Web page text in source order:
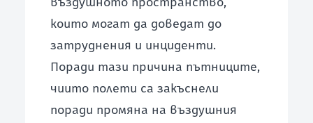
които могат да доведат до
затруднения и инциденти.
Поради тази причина пътниците,
чиито полети са закъснели
поради промяна на въздушния